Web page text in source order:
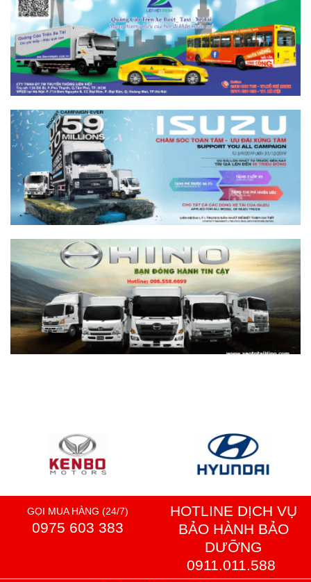
GỌI MUA HÀNG (24/7)
0975 603 383
HOTLINE DỊCH VỤ
BẢO HÀNH BẢO
DƯỠNG
0911.011.588